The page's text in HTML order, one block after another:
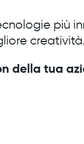
più
creatività.
della tua